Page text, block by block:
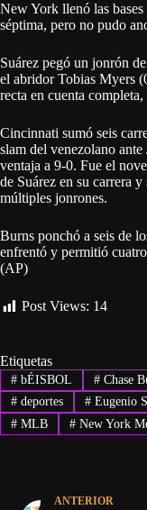
New York llenó las
séptima, pero no pudo
Suárez pegó un jonrón
el abridor Tobias Myers
recta en cuenta
Cincinnati sumó seis
slam del venezolano
ventaja a 9-0. Fue el
de Suárez en su carrera
múltiples jonrones.
Burns ponchó a seis de
enfrentó y permitió
(AP)
Post Views: 14
Etiquetas
#bÉISBOL #Chase
#deportes #Eugenio
#MLB #New York
ANTERIOR